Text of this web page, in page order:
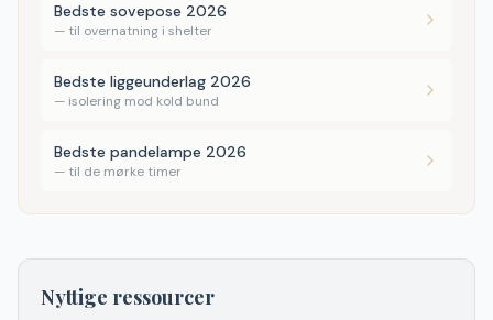
Bedste sovepose 2026
— til overnatning i shelter
Bedste liggeunderlag 2026
— isolering mod kold bund
Bedste pandelampe 2026
— til de mørke timer
Nyttige ressourcer